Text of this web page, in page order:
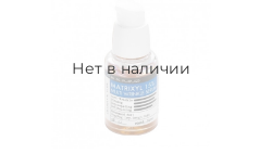
Нет в наличии